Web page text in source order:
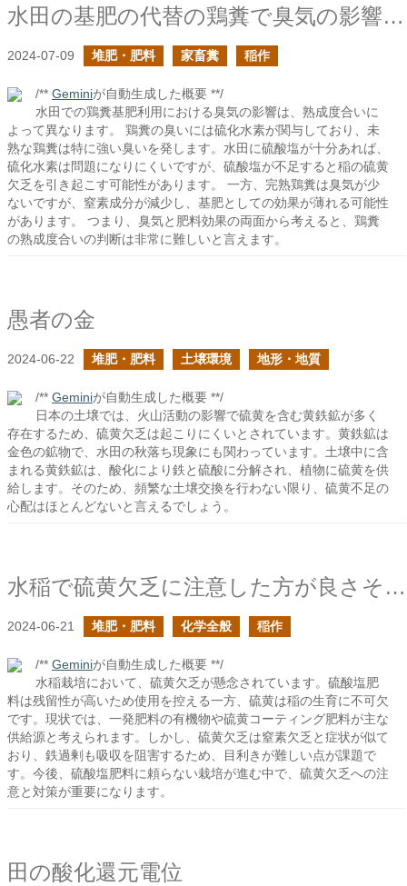
水田の基肥の代替の鶏糞で臭気の影響は見ておくべきか？
2024-07-09 堆肥・肥料 家畜糞 稲作
/** Geminiが自動生成した概要 **/
水田での鶏糞基肥利用における臭気の影響は、熟成度合いに
よって異なります。 鶏糞の臭いには硫化水素が関与しており、未
熟な鶏糞は特に強い臭いを発します。水田に硫酸塩が十分あれば、
硫化水素は問題になりにくいですが、硫酸塩が不足すると稲の硫黄
欠乏を引き起こす可能性があります。 一方、完熟鶏糞は臭気が少
ないですが、窒素成分が減少し、基肥としての効果が薄れる可能性
があります。 つまり、臭気と肥料効果の両面から考えると、鶏糞
の熟成度合いの判断は非常に難しいと言えます。
愚者の金
2024-06-22 堆肥・肥料 土壌環境 地形・地質
/** Geminiが自動生成した概要 **/
日本の土壌では、火山活動の影響で硫黄を含む黄鉄鉱が多く
存在するため、硫黄欠乏は起こりにくいとされています。黄鉄鉱は
金色の鉱物で、水田の秋落ち現象にも関わっています。土壌中に含
まれる黄鉄鉱は、酸化により鉄と硫酸に分解され、植物に硫黄を供
給します。そのため、頻繁な土壌交換を行わない限り、硫黄不足の
心配はほとんどないと言えるでしょう。
水稲で硫黄欠乏に注意した方が良さそうだ
2024-06-21 堆肥・肥料 化学全般 稲作
/** Geminiが自動生成した概要 **/
水稲栽培において、硫黄欠乏が懸念されています。硫酸塩肥
料は残留性が高いため使用を控える一方、硫黄は稲の生育に不可欠
です。現状では、一発肥料の有機物や硫黄コーティング肥料が主な
供給源と考えられます。しかし、硫黄欠乏は窒素欠乏と症状が似て
おり、鉄過剰も吸収を阻害するため、目利きが難しい点が課題で
す。今後、硫酸塩肥料に頼らない栽培が進む中で、硫黄欠乏への注
意と対策が重要になります。
田の酸化還元電位